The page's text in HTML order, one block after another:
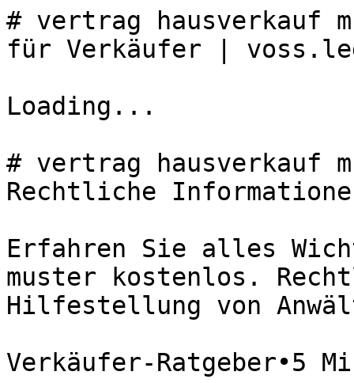
# vertrag hausverkauf
für Verkäufer |
Loading...
# vertrag hausverkauf
Rechtliche
Erfahren Sie alles
muster kostenlos.
Hilfestellung von
Verkäufer-Ratgeber•5